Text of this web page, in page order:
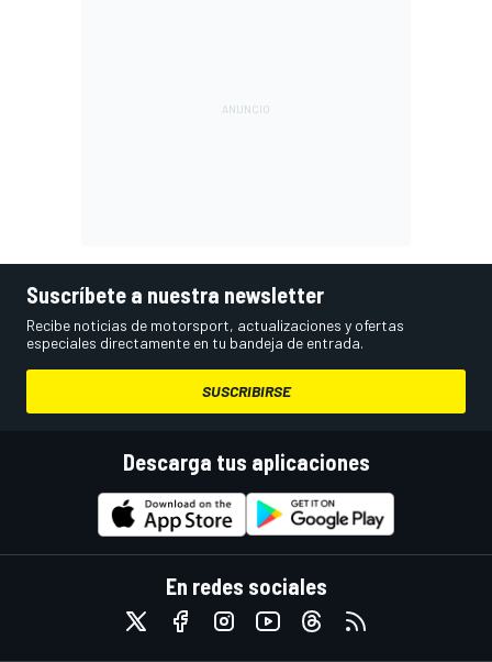
Suscríbete a nuestra newsletter
Recibe noticias de motorsport, actualizaciones y ofertas
especiales directamente en tu bandeja de entrada.
SUSCRIBIRSE
Descarga tus aplicaciones
En redes sociales